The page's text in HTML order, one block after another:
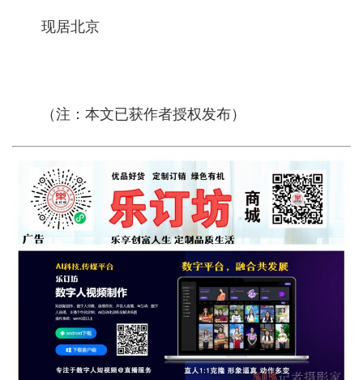
现居北京
（注：本文已获作者授权发布）